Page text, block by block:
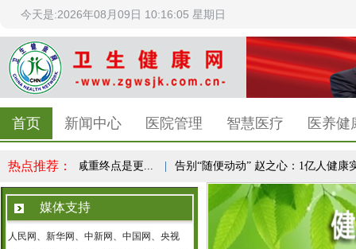
今天是:2026年08月09日 10:16:06 星期日
首页 新闻中心 医院管理 智慧医疗 医养健
热点推荐：
健康共识，减重终点是更... | 告别“随便动动” 赵之心：1亿人健康实
媒体支持
人民网、新华网、中新网、中国网、央视